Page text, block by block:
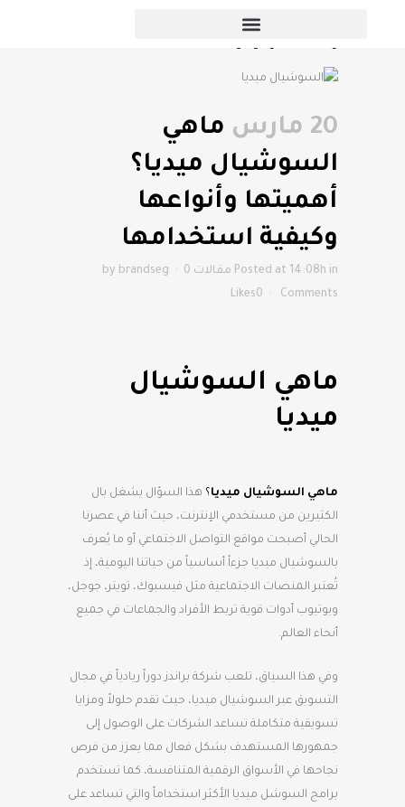
ماهي السوشيال ميديا؟ أهميتها
20 مارس
ماهي
السوشيال ميديا؟
أهميتها وأنواعها
وكيفية استخدامها
Posted at 14:08h in مقالات by brandseg
0
Comments
0
Likes
ماهي السوشيال
ميديا
ماهي السوشيال ميديا ؟ هذا السؤال يشغل بال
الكثيرين من مستخدمي الإنترنت، حيث أننا في عصرنا
الحالي أصبحت مواقع التواصل الاجتماعي أو ما يُعرف
بالسوشيال ميديا جزءاً أساسياً من حياتنا اليومية، إذ
تُعتبر المنصات الاجتماعية مثل فيسبوك، تويتر، جوجل،
ويوتيوب أدوات قوية تربط الأفراد والجماعات في جميع
أنحاء العالم.
وفي هذا السياق، تلعب شركة براندز دوراً ريادياً في مجال
التسويق عبر السوشيال ميديا، حيث تقدم حلولاً ومزايا
تسويقية متكاملة تساعد الشركات على الوصول إلى
جمهورها المستهدف بشكل فعال مما يعزز من فرص
نجاحها في الأسواق الرقمية المتنافسة، كما تستخدم
برامج السوشل ميديا الأكثر استخداماً والتي تساعد على